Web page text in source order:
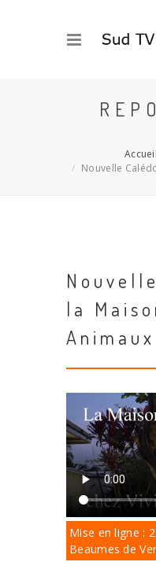
Accueil
Nouvelle
la
Animaux
Mise en ligne :
Beaumes de